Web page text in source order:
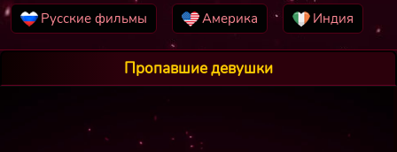
Русские фильмы Америка Индия
Пропавшие девушки